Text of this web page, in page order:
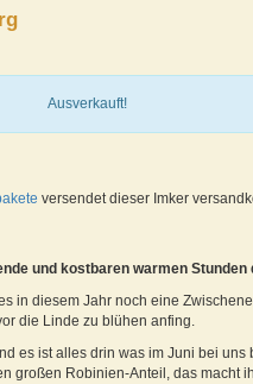
Ausverkauft!
versendet dieser Imker
und kostbaren warmen Stunden
in diesem Jahr noch eine
die Linde zu blühen anfing.
es ist alles drin was im Juni bei
großen Robinien-Anteil, das macht